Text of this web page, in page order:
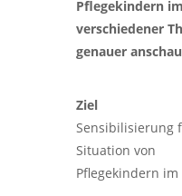
Pflegekindern
verschiedener
genauer
Ziel
Sensibilisierung
Situation von
Pflegekindern im